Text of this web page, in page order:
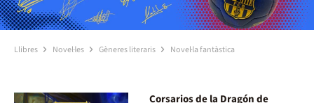
Llibres Novel·les Gèneres literaris Novel·la fantàstica
Corsarios de la Dragón de